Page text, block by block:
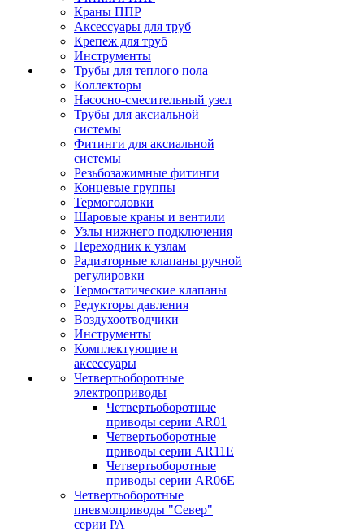
Краны ППР
Аксессуары для труб
Крепеж для труб
Инструменты
Трубы для теплого пола
Коллекторы
Насосно-смесительный узел
Трубы для аксиальной
системы
Фитинги для аксиальной
системы
Резьбозажимные фитинги
Концевые группы
Термоголовки
Шаровые краны и вентили
Узлы нижнего подключения
Переходник к узлам
Радиаторные клапаны ручной
регулировки
Термостатические клапаны
Редукторы давления
Воздухоотводчики
Инструменты
Комплектующие и
аксессуары
Четвертьоборотные
электроприводы
Четвертьоборотные
приводы серии AR01
Четвертьоборотные
приводы серии AR11E
Четвертьоборотные
приводы серии AR06E
Четвертьоборотные
пневмоприводы "Север"
серии РА